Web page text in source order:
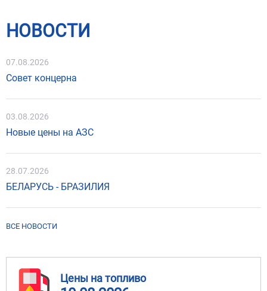
НОВОСТИ
07.08.2026
Совет концерна
03.08.2026
Новые цены на АЗС
28.07.2026
БЕЛАРУСЬ - БРАЗИЛИЯ
ВСЕ НОВОСТИ
Цены на топливо